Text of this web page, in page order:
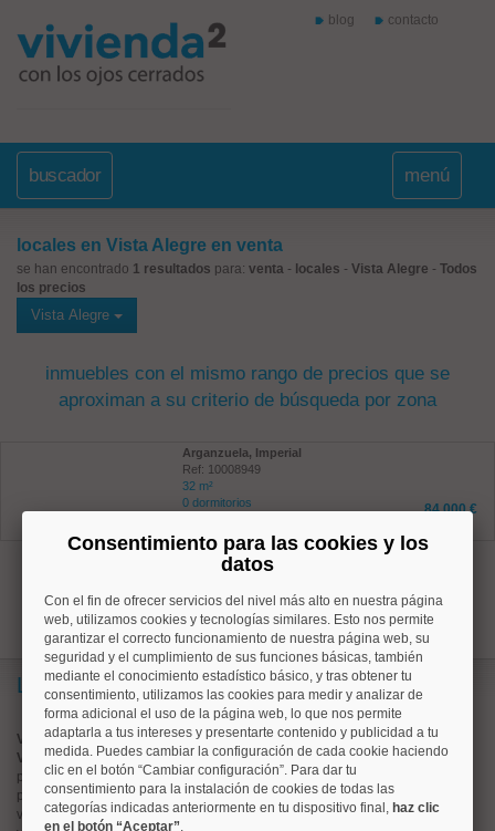
blog contacto
buscador menú
locales en Vista Alegre en venta
se han encontrado 1 resultados para: venta - locales - Vista Alegre - Todos
los precios
Vista Alegre
inmuebles con el mismo rango de precios que se
aproximan a su criterio de búsqueda por zona
Arganzuela, Imperial
Ref: 10008949
32 m²
0 dormitorios
84.000 €
1
Lo más buscado
Valorar vivienda online
Vender piso
pisos enchamberí
pisos enmoncloa
viviendas enargüelles
Consentimiento para las cookies y los
datos
Con el fin de ofrecer servicios del nivel más alto en nuestra página
web, utilizamos cookies y tecnologías similares. Esto nos permite
garantizar el correcto funcionamiento de nuestra página web, su
seguridad y el cumplimiento de sus funciones básicas, también
mediante el conocimiento estadístico básico, y tras obtener tu
consentimiento, utilizamos las cookies para medir y analizar de
forma adicional el uso de la página web, lo que nos permite
adaptarla a tus intereses y presentarte contenido y publicidad a tu
medida. Puedes cambiar la configuración de cada cookie haciendo
clic en el botón “Cambiar configuración”. Para dar tu
consentimiento para la instalación de cookies de todas las
categorías indicadas anteriormente en tu dispositivo final, haz clic
en el botón “Aceptar”.